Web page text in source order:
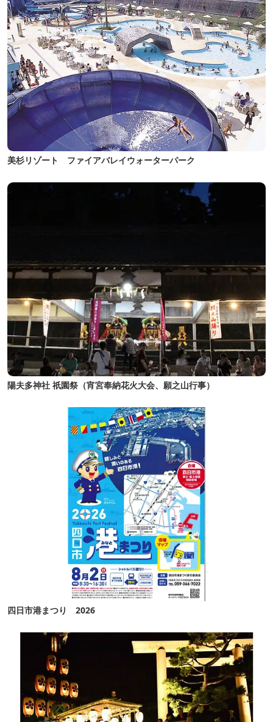
美杉リゾート ファイアバレイウォーターパーク
陽夫多神社 祇園祭（宵宮奉納花火大会、願之山行事）
四日市港まつり 2026